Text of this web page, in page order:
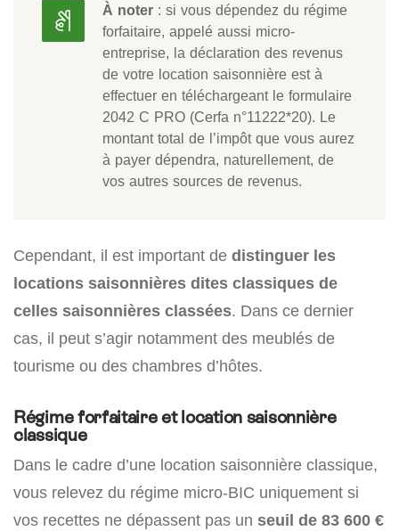
À noter : si vous dépendez du régime
forfaitaire, appelé aussi micro-
entreprise, la déclaration des revenus
de votre location saisonnière est à
effectuer en téléchargeant le formulaire
2042 C PRO (Cerfa n°11222*20). Le
montant total de l’impôt que vous aurez
à payer dépendra, naturellement, de
vos autres sources de revenus.
Cependant, il est important de distinguer les
locations saisonnières dites classiques de
celles saisonnières classées. Dans ce dernier
cas, il peut s’agir notamment des meublés de
tourisme ou des chambres d’hôtes.
Régime forfaitaire et location saisonnière
classique
Dans le cadre d’une location saisonnière classique,
vous relevez du régime micro-BIC uniquement si
vos recettes ne dépassent pas un seuil de 83 600 €